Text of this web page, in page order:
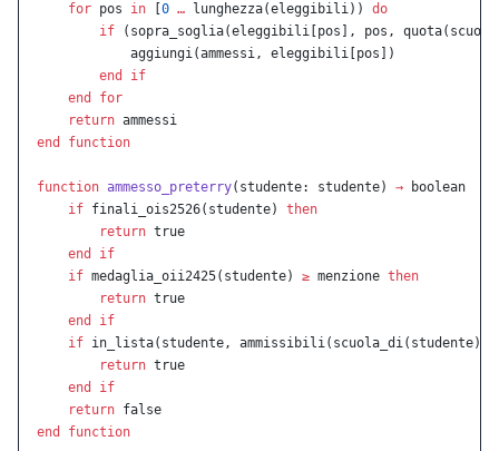
    for
pos in 0 … lunghezza(eleggibili)) do
        if
(sopra_soglia(eleggibili[pos], pos,
            aggiungi(ammessi, eleggibili[pos])
        end
if
    end
for
    return
ammessi
end
function
function ammesso_preterry(studente: studente) → boolean
    if
finali_ois2526(studente) then
        return
true
    end
if
    if
medaglia_oii2425(studente) ≥ menzione then
        return
true
    end
if
    if
in_lista(studente,
        return
true
    end
if
    return
false
end
function